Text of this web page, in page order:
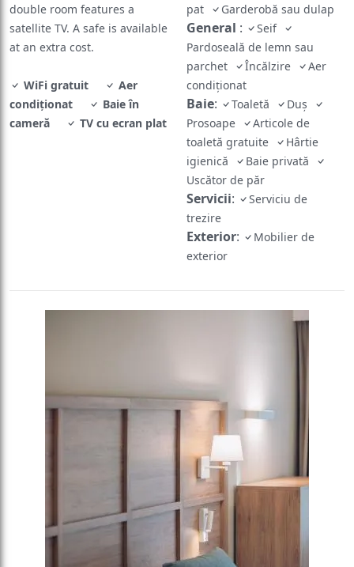
double room features a
satellite TV. A safe is available
at an extra cost.
WiFi gratuit
Aer
condiționat
Baie în
cameră
TV cu ecran plat
pat
Garderobă sau dulap
General :
Seif
Pardoseală de lemn sau
parchet
Încălzire
Aer
condiționat
Baie: Toaletă
Duș
Prosoape
Articole de
toaletă gratuite
Hârtie
igienică
Baie privată
Uscător de păr
Servicii:
Serviciu de
trezire
Exterior:
Mobilier de
exterior